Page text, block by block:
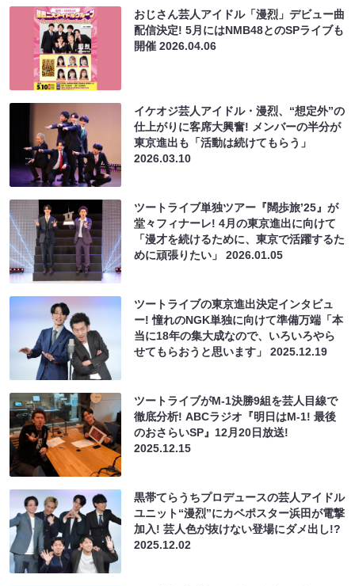
おじさん芸人アイドル「漫烈」デビュー曲
配信決定! 5月にはNMB48とのSPライブも
開催2026.04.06
イケオジ芸人アイドル・漫烈、“想定外”の
仕上がりに客席大興奮! メンバーの半分が
東京進出も「活動は続けてもらう」
2026.03.10
ツートライブ単独ツアー『闊歩旅’25』が
堂々フィナーレ! 4月の東京進出に向けて
「漫才を続けるために、東京で活躍するた
めに頑張りたい」2026.01.05
ツートライブの東京進出決定インタビュ
ー! 憧れのNGK単独に向けて準備万端「本
当に18年の集大成なので、いろいろやら
せてもらおうと思います」2025.12.19
ツートライブがM-1決勝9組を芸人目線で
徹底分析! ABCラジオ『明日はM-1! 最後
のおさらいSP』12月20日放送!
2025.12.15
黒帯てらうちプロデュースの芸人アイドル
ユニット“漫烈”にカベポスター浜田が電撃
加入! 芸人色が抜けない登場にダメ出し!?
2025.12.02